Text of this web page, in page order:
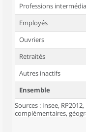
Professions
Employés
Ouvriers
Retraités
Autres inactifs
Ensemble
Sources : Insee,
complémentaires,